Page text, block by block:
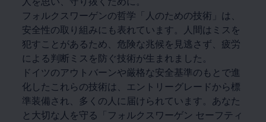
フォルクスワーゲンの哲学「人のための技術」は、
安全性の取り組みにも表れています。人間はミスを
犯すことがあるため、危険な兆候を見逃さず、疲労
による判断ミスを防ぐ技術が生まれました。
ドイツのアウトバーンや厳格な安全基準のもとで進
化したこれらの技術は、エントリーグレードから標
準装備され、多くの人に届けられています。あなた
と大切な人を守る「フォルクスワーゲン セーフティ